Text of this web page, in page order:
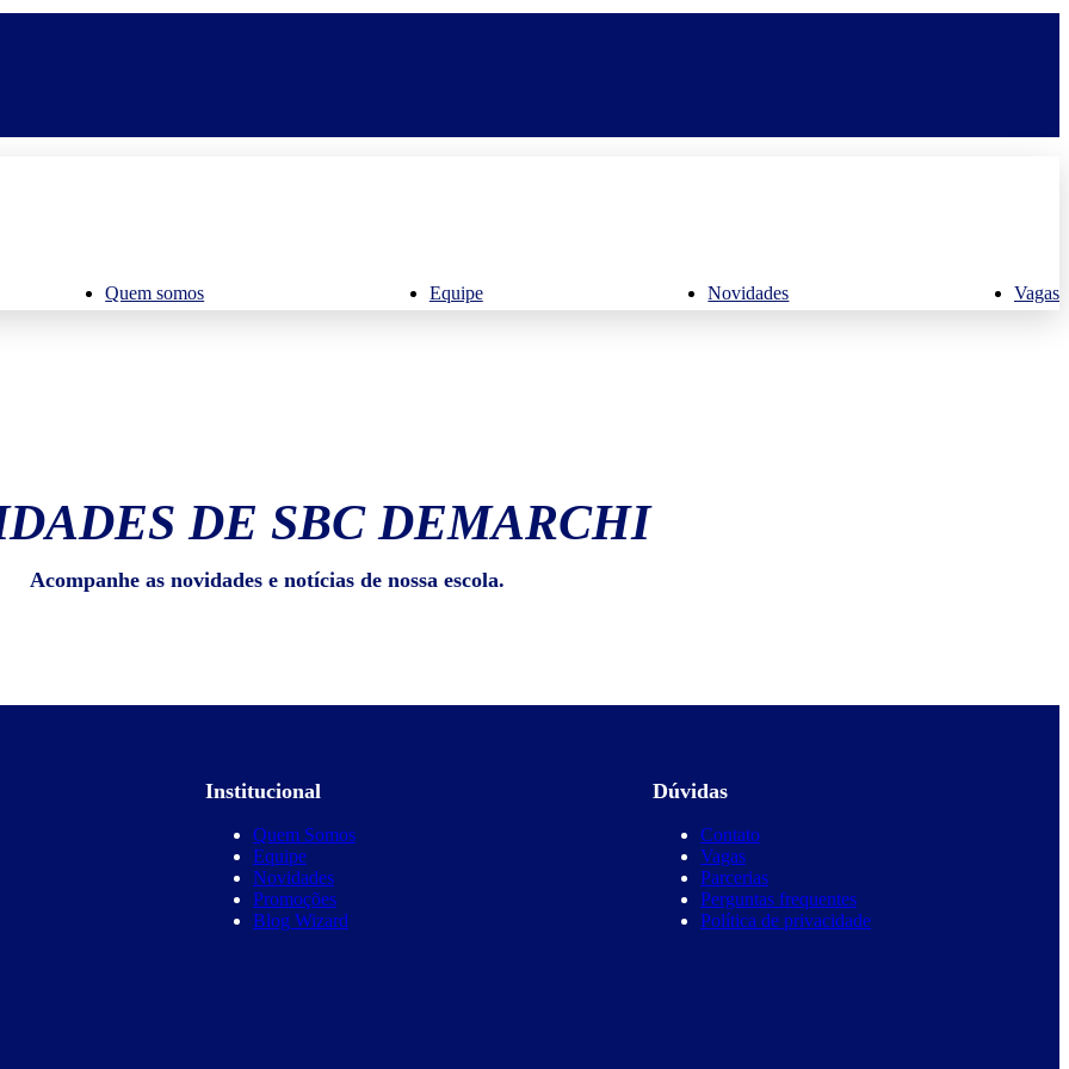
Quem somos Equipe Novidades Vagas
DE SBC DEMARCHI
Acompanhe as novidades e notícias de nossa escola.
Institucional
Quem Somos
Equipe
Novidades
Promoções
Blog Wizard
Dúvidas
Contato
Vagas
Parcerias
Perguntas frequentes
Política de privacidade